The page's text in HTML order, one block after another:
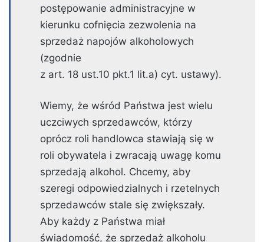
postępowanie administracyjne w
kierunku cofnięcia zezwolenia na
sprzedaż napojów alkoholowych
(zgodnie
z art. 18 ust.10 pkt.1 lit.a) cyt. ustawy).
Wiemy, że wśród Państwa jest wielu
uczciwych sprzedawców, którzy
oprócz roli handlowca stawiają się w
roli obywatela i zwracają uwagę komu
sprzedają alkohol. Chcemy, aby
szeregi odpowiedzialnych i rzetelnych
sprzedawców stale się zwiększały.
Aby każdy z Państwa miał
świadomość, że sprzedaż alkoholu